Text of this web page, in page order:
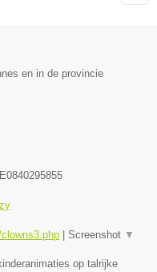
en in de provincie
Screenshot ▼
op talrijke